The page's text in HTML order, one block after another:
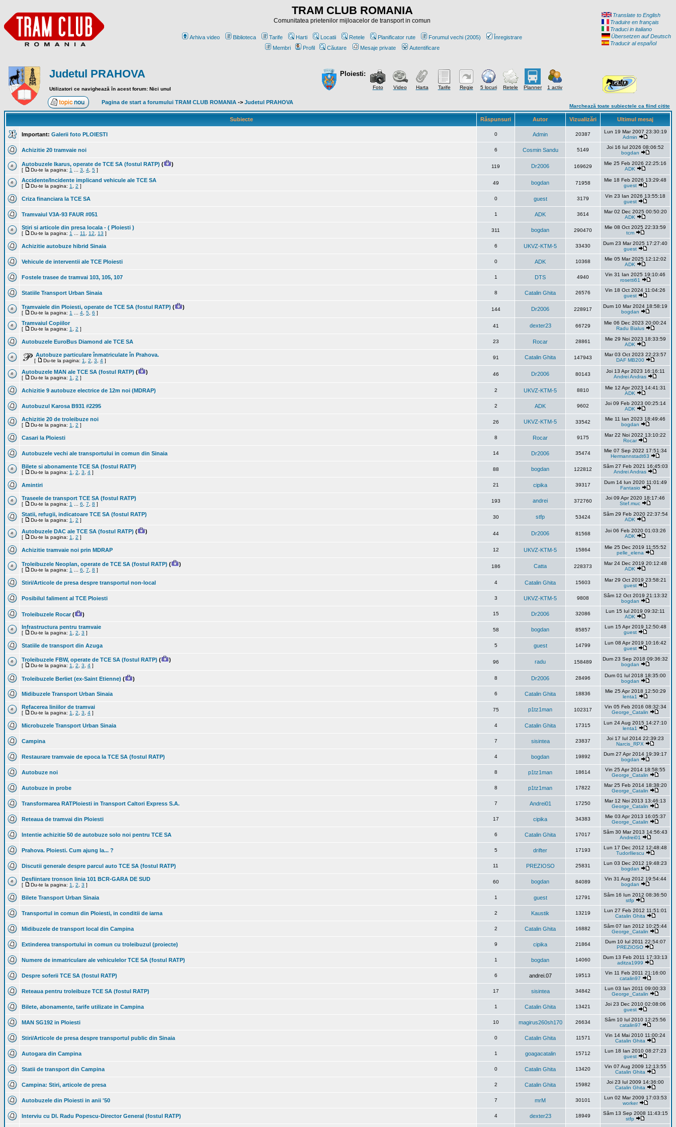
TRAM CLUB ROMANIA
Comunitatea prietenilor mijloacelor de transport in comun
Arhiva video Biblioteca Tarife Harti Locatii Retele Planificator rute Forumul vechi (2005)
Înregistrare
Membri
Profil Căutare Mesaje private Autentificare
Translate to English
Traduire en français
Traduci in italiano
Übersetzen auf Deutsch
Traducir al español
Judetul PRAHOVA
Utilizatori ce navighează în acest forum: Nici unul
Ploiesti:
Foto Video Harta Tarife Regie 5 locuri Retele Planner 1 activ
Pagina de start a forumului TRAM CLUB ROMANIA -> Judetul PRAHOVA
Marchează toate subiectele ca fiind citite
Subiecte Răspunsuri Autor Vizualizări Ultimul mesaj
Important: Galerii foto PLOIESTI 0 Admin 20387
Lun 19 Mar 2007 23:30:19
Admin
Achizitie 20 tramvaie noi 6 Cosmin Sandu 5149
Joi 16 Iul 2026 08:06:52
bogdan
Autobuzele Ikarus, operate de TCE SA (fostul RATP) ( )
[ Du-te la pagina: 1 3 4 5 ]
119 Dr2006 169629
Mie 25 Feb 2026 22:25:16
ADK
Accidente/Incidente implicand vehicule ale TCE SA
[ Du-te la pagina: 1 2 ]
49 bogdan 71958
Mie 18 Feb 2026 13:29:48
guest
Criza financiara la TCE SA 0 guest 3179
Vin 23 Ian 2026 13:55:18
guest
Tramvaiul V3A-93 FAUR #051 1 ADK 3614
Mar 02 Dec 2025 00:50:20
ADK
Stiri si articole din presa locala - ( Ploiesti )
[ Du-te la pagina: 1 11 12 13 ]
311 bogdan 290470
Mie 08 Oct 2025 22:33:59
tcm
Achizitie autobuze hibrid Sinaia 6 UKVZ-KTM-5 33430
Dum 23 Mar 2025 17:27:40
guest
Vehicule de interventii ale TCE Ploiesti 0 ADK 10368
Mie 05 Mar 2025 12:12:02
ADK
Fostele trasee de tramvai 103, 105, 107 1 DTS 4940
Vin 31 Ian 2025 19:10:46
rosetti61
Statiile Transport Urban Sinaia 8 Catalin Ghita 26576
Vin 18 Oct 2024 11:04:26
guest
Tramvaiele din Ploiesti, operate de TCE SA (fostul RATP) ( )
[ Du-te la pagina: 1 4 5 6 ]
144 Dr2006 228917
Dum 10 Mar 2024 18:58:19
bogdan
Tramvaiul Copiilor
[ Du-te la pagina: 1 2 ]
41 dexter23 66729
Mie 06 Dec 2023 20:00:24
Radu Bialus
Autobuzele EuroBus Diamond ale TCE SA 23 Rocar 28861
Mie 29 Noi 2023 18:33:59
ADK
Autobuze particulare înmatriculate în Prahova.
[ Du-te la pagina: 1 2 3 4 ]
91 Catalin Ghita 147943
Mar 03 Oct 2023 22:23:57
DAF MB200
Autobuzele MAN ale TCE SA (fostul RATP) ( )
[ Du-te la pagina: 1 2 ]
46 Dr2006 80143
Joi 13 Apr 2023 16:16:11
Andrei Andras
Achizitie 9 autobuze electrice de 12m noi (MDRAP) 2 UKVZ-KTM-5 8810
Mie 12 Apr 2023 14:41:31
ADK
Autobuzul Karosa B931 #2295 2 ADK 9602
Joi 09 Feb 2023 00:25:14
ADK
Achizitie 20 de troleibuze noi
[ Du-te la pagina: 1 2 ]
26 UKVZ-KTM-5 33542
Mie 11 Ian 2023 18:49:46
bogdan
Casari la Ploiesti 8 Rocar 9175
Mar 22 Noi 2022 13:10:22
Rocar
Autobuzele vechi ale transportului in comun din Sinaia 14 Dr2006 35474
Mie 07 Sep 2022 17:51:34
Hermannstadt63
Bilete si abonamente TCE SA (fostul RATP)
[ Du-te la pagina: 1 2 3 4 ]
88 bogdan 122812
Sâm 27 Feb 2021 16:45:03
Andrei Andras
Amintiri 21 cipika 39317
Dum 14 Iun 2020 11:01:49
Fantasio
Traseele de transport TCE SA (fostul RATP)
[ Du-te la pagina: 1 6 7 8 ]
193 andrei 372760
Joi 09 Apr 2020 18:17:46
Stef.muc
Statii, refugii, indicatoare TCE SA (fostul RATP)
[ Du-te la pagina: 1 2 ]
30 stfp 53424
Sâm 29 Feb 2020 22:37:54
ADK
Autobuzele DAC ale TCE SA (fostul RATP) ( )
[ Du-te la pagina: 1 2 ]
44 Dr2006 81568
Joi 06 Feb 2020 01:03:26
ADK
Achizitie tramvaie noi prin MDRAP 12 UKVZ-KTM-5 15864
Mie 25 Dec 2019 11:55:52
pelle_elena
Troleibuzele Neoplan, operate de TCE SA (fostul RATP) ( )
[ Du-te la pagina: 1 6 7 8 ]
186 Catta 228373
Mar 24 Dec 2019 20:12:48
ADK
Stiri/Articole de presa despre transportul non-local 4 Catalin Ghita 15603
Mar 29 Oct 2019 23:58:21
guest
Posibilul faliment al TCE Ploiesti 3 UKVZ-KTM-5 9808
Sâm 12 Oct 2019 21:13:32
bogdan
Troleibuzele Rocar( ) 15 Dr2006 32086
Lun 15 Iul 2019 09:32:11
ADK
Infrastructura pentru tramvaie
[ Du-te la pagina: 1 2 3 ]
58 bogdan 85857
Lun 15 Apr 2019 12:50:48
guest
Statiile de transport din Azuga 5 guest 14799
Lun 08 Apr 2019 10:16:42
guest
Troleibuzele FBW, operate de TCE SA (fostul RATP) ( )
[ Du-te la pagina: 1 2 3 4 ]
96 radu 158489
Dum 23 Sep 2018 09:36:32
bogdan
Troleibuzele Berliet (ex-Saint Etienne) ( ) 8 Dr2006 28496
Dum 01 Iul 2018 18:35:00
bogdan
Midibuzele Transport Urban Sinaia 6 Catalin Ghita 18836
Mie 25 Apr 2018 12:50:29
lenta1
Refacerea liniilor de tramvai
[ Du-te la pagina: 1 2 3 4 ]
75 p1tz1man 102317
Vin 05 Feb 2016 08:32:34
George_Catalin
Microbuzele Transport Urban Sinaia 4 Catalin Ghita 17315
Lun 24 Aug 2015 14:27:10
lenta1
Campina 7 sisintea 23837
Joi 17 Iul 2014 22:39:23
Narcis_RPX
Restaurare tramvaie de epoca la TCE SA (fostul RATP) 4 bogdan 19892
Dum 27 Apr 2014 19:39:17
bogdan
Autobuze noi 8 p1tz1man 18614
Vin 25 Apr 2014 18:58:55
George_Catalin
Autobuze in probe 8 p1tz1man 17822
Mar 25 Feb 2014 18:38:20
George_Catalin
Transformarea RATPloiesti in Transport Caltori Express S.A. 7 Andrei01 17250
Mar 12 Noi 2013 13:46:13
George_Catalin
Reteaua de tramvai din Ploiesti 17 cipika 34383
Mie 03 Apr 2013 16:05:37
George_Catalin
Intentie achizitie 50 de autobuze solo noi pentru TCE SA 6 Catalin Ghita 17017
Sâm 30 Mar 2013 14:56:43
Andrei01
Prahova. Ploiesti. Cum ajung la... ? 5 drifter 17193
Lun 17 Dec 2012 12:48:48
TudorIliescu
Discutii generale despre parcul auto TCE SA (fostul RATP) 11 PREZIOSO 25831
Lun 03 Dec 2012 19:48:23
bogdan
Desfiintare tronson linia 101 BCR-GARA DE SUD
[ Du-te la pagina: 1 2 3 ]
60 bogdan 84089
Vin 31 Aug 2012 19:54:44
bogdan
Bilete Transport Urban Sinaia 1 guest 12791
Sâm 16 Iun 2012 08:36:50
stfp
Transportul in comun din Ploiesti, in conditii de iarna 2 Kaustik 13219
Lun 27 Feb 2012 11:51:01
Catalin Ghita
Midibuzele de transport local din Campina 2 Catalin Ghita 16882
Sâm 07 Ian 2012 10:25:44
George_Catalin
Extinderea transportului in comun cu troleibuzul (proiecte) 9 cipika 21864
Dum 10 Iul 2011 22:54:07
PREZIOSO
Numere de inmatriculare ale vehiculelor TCE SA (fostul RATP) 1 bogdan 14060
Dum 13 Feb 2011 17:33:13
aditza1999
Despre soferii TCE SA (fostul RATP) 6 andrei.07 19513
Vin 11 Feb 2011 21:16:00
catalin97
Reteaua pentru troleibuze TCE SA (fostul RATP) 17 sisintea 34842
Lun 03 Ian 2011 09:00:33
George_Catalin
Bilete, abonamente, tarife utilizate in Campina 1 Catalin Ghita 13421
Joi 23 Dec 2010 02:08:06
guest
MAN SG192 in Ploiesti 10 magirus260sh170 26634
Sâm 10 Iul 2010 12:25:56
catalin97
Stiri/Articole de presa despre transportul public din Sinaia 0 Catalin Ghita 11571
Vin 14 Mai 2010 11:00:24
Catalin Ghita
Autogara din Campina 1 goagacatalin 15712
Lun 18 Ian 2010 08:27:23
guest
Statii de transport din Campina 0 Catalin Ghita 13420
Vin 07 Aug 2009 12:13:55
Catalin Ghita
Campina: Stiri, articole de presa 2 Catalin Ghita 15982
Joi 23 Iul 2009 14:36:00
Catalin Ghita
Autobuzele din Ploiesti in anii '50 7 mrM 30101
Lun 02 Mar 2009 17:03:53
worker
Interviu cu Dl. Radu Popescu-Director General (fostul RATP) 4 dexter23 18949
Sâm 13 Sep 2008 11:43:15
stfp